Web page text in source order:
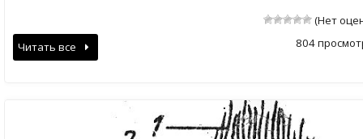
(Нет
804
Читать все